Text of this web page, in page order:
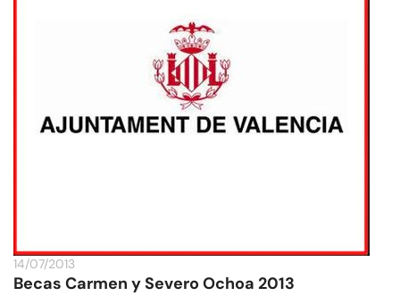
14/07/2013
Becas Carmen y Severo Ochoa 2013